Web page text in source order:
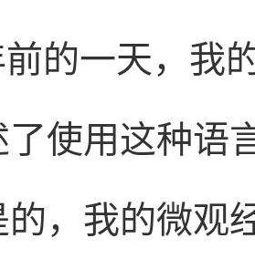
的一天，我
使用这种语
的，我的微观